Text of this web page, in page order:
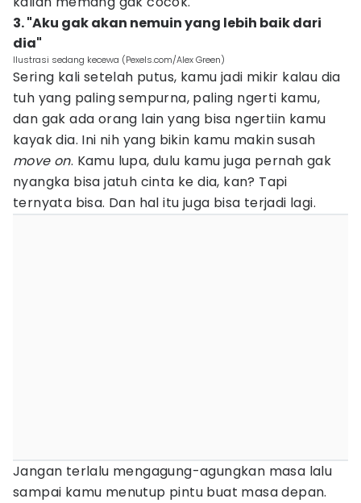
3. "Aku gak akan nemuin yang lebih baik dari
dia"
Ilustrasi sedang kecewa (Pexels.com/Alex Green)
Sering kali setelah putus, kamu jadi mikir kalau dia
tuh yang paling sempurna, paling ngerti kamu,
dan gak ada orang lain yang bisa ngertiin kamu
kayak dia. Ini nih yang bikin kamu makin susah
move on. Kamu lupa, dulu kamu juga pernah gak
nyangka bisa jatuh cinta ke dia, kan? Tapi
ternyata bisa. Dan hal itu juga bisa terjadi lagi.
Jangan terlalu mengagung-agungkan masa lalu
sampai kamu menutup pintu buat masa depan.